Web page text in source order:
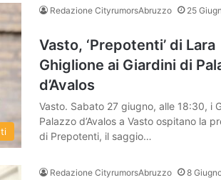
Redazione CityrumorsAbruzzo
25
Vasto, ‘Prepotenti’ di Lara
Ghiglione ai Giardini di
d’Avalos
Vasto. Sabato 27 giugno, alle 18:30, i
Palazzo d’Avalos a Vasto ospitano la
di Prepotenti, il saggio…
Redazione CityrumorsAbruzzo 8